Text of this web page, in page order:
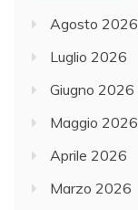
Agosto 2026
Luglio 2026
Giugno 2026
Maggio 2026
Aprile 2026
Marzo 2026